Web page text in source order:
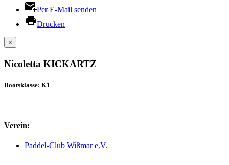
Per E-Mail senden
Drucken
×
Nicoletta KICKARTZ
Bootsklasse: K1
Verein:
Paddel-Club Wißmar e.V.